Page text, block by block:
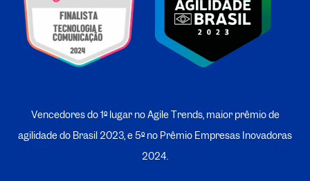
Vencedores do 1º lugar no Agile Trends, maior prêmio de
agilidade do Brasil 2023, e 5º no Prêmio Empresas Inovadoras
2024.